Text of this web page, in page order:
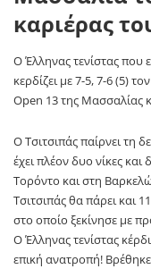
καριέρας
Ο Έλληνας τενίστας που
κερδίζει με 7-5, 7-6 (5)
Open 13 της Μασσαλίας
Ο Τσιτσιπάς παίρνει τη
έχει πλέον δυο νίκες
Τορόντο και στη
Τσιτσιπάς θα πάρει και
στο οποίο ξεκίνησε με
Ο Έλληνας τενίστας
επική ανατροπή!